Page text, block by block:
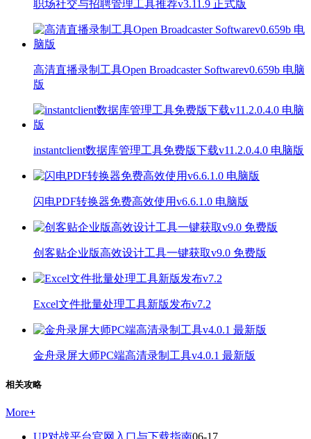
职场社交与招聘管理工具推荐v3.11.9 正式版
高清直播录制工具Open Broadcaster Softwarev0.659b 电脑
版
instantclient数据库管理工具免费版下载v11.2.0.4.0 电脑版
闪电PDF转换器免费高效使用v6.6.1.0 电脑版
创客贴企业版高效设计工具一键获取v9.0 免费版
Excel文件批量处理工具新版发布v7.2
金舟录屏大师PC端高清录制工具v4.0.1 最新版
相关攻略
More+